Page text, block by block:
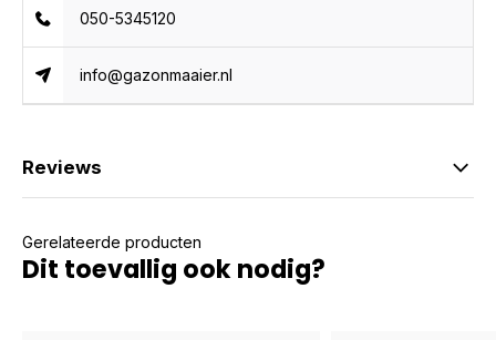
050-5345120
info@gazonmaaier.nl
Reviews
Gerelateerde producten
Dit toevallig ook nodig?